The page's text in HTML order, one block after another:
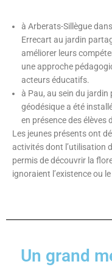
à Arberats-Sillègue
Errecart au jardin
améliorer leurs
une approche
acteurs éducatifs.
à Pau, au sein du
géodésique a été
en présence des élèves
Les jeunes présents ont
activités dont l’utilisation
permis de découvrir la
ignoraient l’existence ou
Un grand